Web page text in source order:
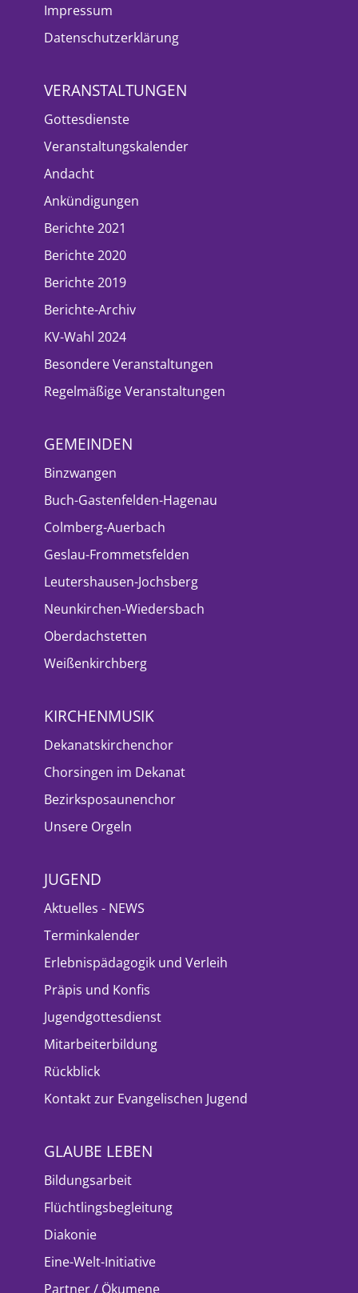
Impressum
Datenschutzerklärung
VERANSTALTUNGEN
Gottesdienste
Veranstaltungskalender
Andacht
Ankündigungen
Berichte 2021
Berichte 2020
Berichte 2019
Berichte-Archiv
KV-Wahl 2024
Besondere Veranstaltungen
Regelmäßige Veranstaltungen
GEMEINDEN
Binzwangen
Buch-Gastenfelden-Hagenau
Colmberg-Auerbach
Geslau-Frommetsfelden
Leutershausen-Jochsberg
Neunkirchen-Wiedersbach
Oberdachstetten
Weißenkirchberg
KIRCHENMUSIK
Dekanatskirchenchor
Chorsingen im Dekanat
Bezirksposaunenchor
Unsere Orgeln
JUGEND
Aktuelles - NEWS
Terminkalender
Erlebnispädagogik und Verleih
Präpis und Konfis
Jugendgottesdienst
Mitarbeiterbildung
Rückblick
Kontakt zur Evangelischen Jugend
GLAUBE LEBEN
Bildungsarbeit
Flüchtlingsbegleitung
Diakonie
Eine-Welt-Initiative
Partner / Ökumene